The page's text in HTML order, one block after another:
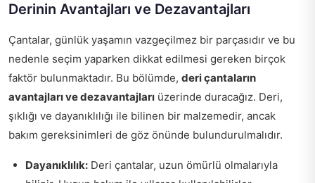
Derinin Avantajları ve Dezavantajları
Çantalar, günlük yaşamın vazgeçilmez bir parçasıdır ve bu
nedenle seçim yaparken dikkat edilmesi gereken birçok
faktör bulunmaktadır. Bu bölümde, deri çantaların
avantajları ve dezavantajları üzerinde duracağız. Deri,
şıklığı ve dayanıklılığı ile bilinen bir malzemedir, ancak
bakım gereksinimleri de göz önünde bulundurulmalıdır.
Dayanıklılık: Deri çantalar, uzun ömürlü olmalarıyla